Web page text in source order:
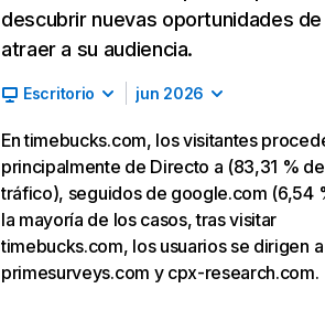
descubrir nuevas oportunidades de
atraer a su audiencia.
Escritorio jun 2026
En timebucks.com, los visitantes
principalmente de Directo a (83,31 % de
tráfico), seguidos de google.com (6,54
la mayoría de los casos, tras visitar
timebucks.com, los usuarios se dirigen a
primesurveys.com y cpx-research.com.